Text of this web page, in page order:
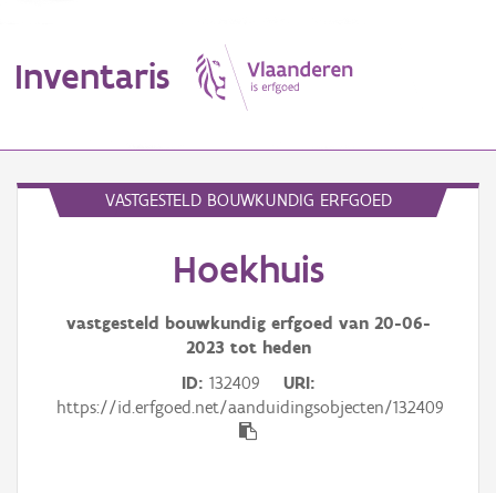
Inventaris
Aanduidingsobject
Thema
VASTGESTELD BOUWKUNDIG ERFGOED
Hoekhuis
vastgesteld bouwkundig erfgoed van 20-06-
2023 tot heden
ID 132409
URI
https://id.erfgoed.net/aanduidingsobjecten/132409